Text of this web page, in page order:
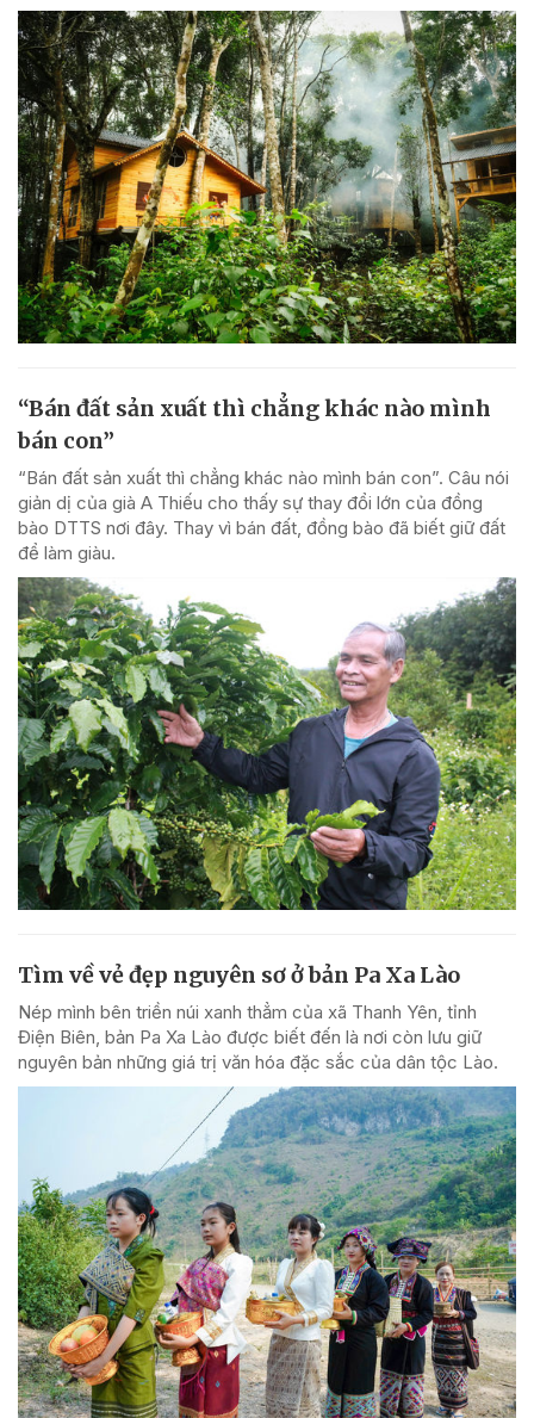
“Bán đất sản xuất thì chẳng khác nào mình
bán con”
“Bán đất sản xuất thì chẳng khác nào mình bán con”. Câu nói
giản dị của già A Thiếu cho thấy sự thay đổi lớn của đồng
bào DTTS nơi đây. Thay vì bán đất, đồng bào đã biết giữ đất
để làm giàu.
Tìm về vẻ đẹp nguyên sơ ở bản Pa Xa Lào
Nép mình bên triền núi xanh thẳm của xã Thanh Yên, tỉnh
Điện Biên, bản Pa Xa Lào được biết đến là nơi còn lưu giữ
nguyên bản những giá trị văn hóa đặc sắc của dân tộc Lào.